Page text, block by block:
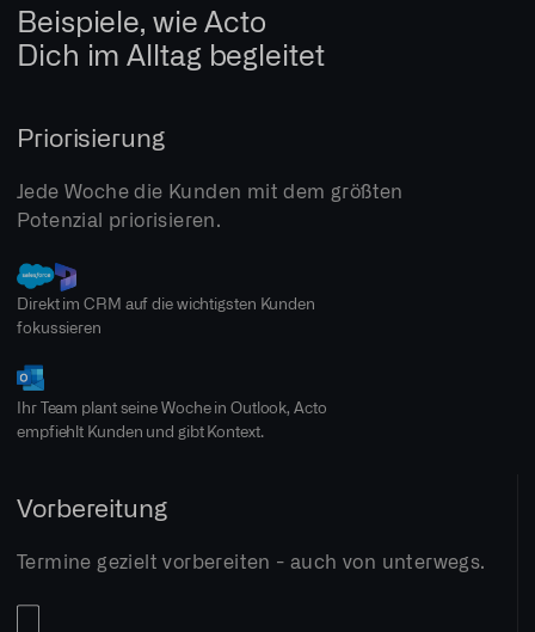
Beispiele, wie Acto
Dich im Alltag begleitet
Priorisierung
Jede Woche die Kunden mit dem größten
Potenzial priorisieren.
Direkt im CRM auf die wichtigsten Kunden
fokussieren
Ihr Team plant seine Woche in Outlook, Acto
empfiehlt Kunden und gibt Kontext.
Vorbereitung
Termine gezielt vorbereiten - auch von unterwegs.